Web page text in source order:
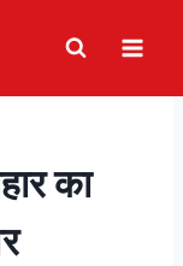
का